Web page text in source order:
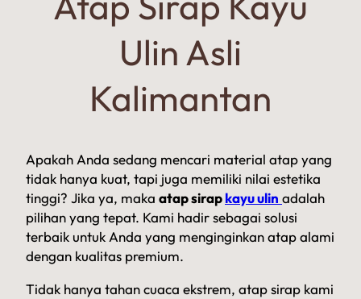
Ulin Asli
Kalimantan
Apakah Anda sedang mencari material atap yang
tidak hanya kuat, tapi juga memiliki nilai estetika
tinggi? Jika ya, maka atap sirapkayu ulin adalah
pilihan yang tepat. Kami hadir sebagai solusi
terbaik untuk Anda yang menginginkan atap alami
dengan kualitas premium.
Tidak hanya tahan cuaca ekstrem, atap sirap kami